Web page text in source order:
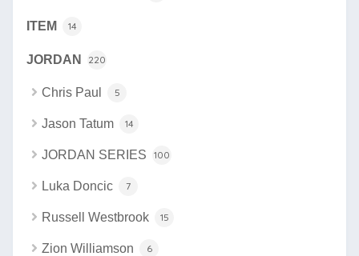
ITEM 14
JORDAN 220
Chris Paul 5
Jason Tatum 14
JORDAN SERIES 100
Luka Doncic 7
Russell Westbrook 15
Zion Williamson 6